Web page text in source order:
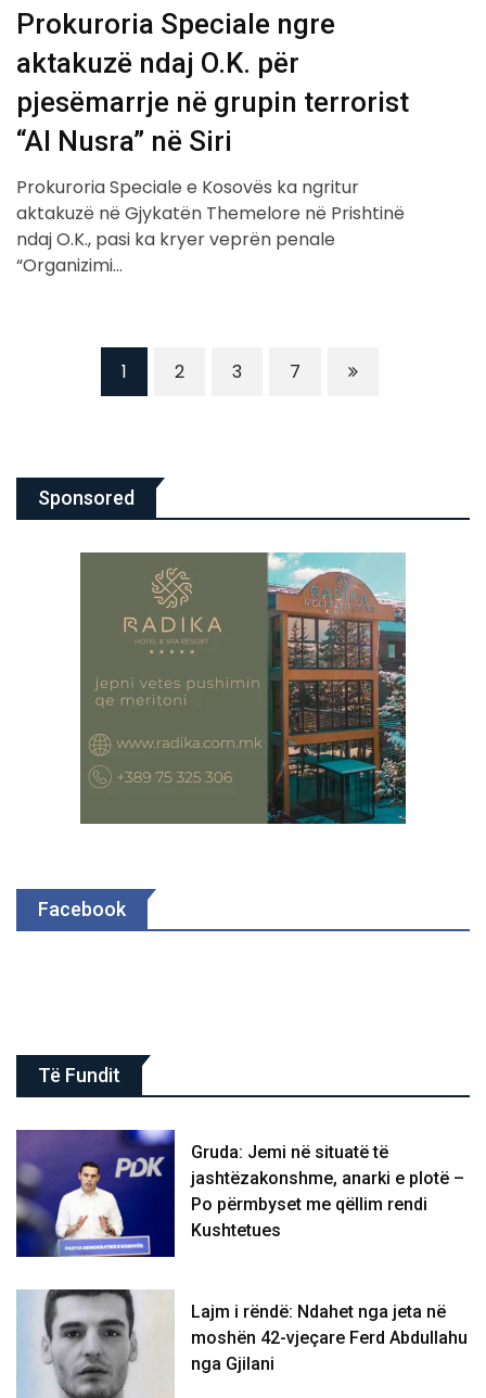
Prokuroria Speciale ngre
aktakuzë ndaj O.K. për
pjesëmarrje në grupin terrorist
“Al Nusra” në Siri
Prokuroria Speciale e Kosovës ka ngritur
aktakuzë në Gjykatën Themelore në Prishtinë
ndaj O.K., pasi ka kryer veprën penale
“Organizimi…
1 2 3 7
Sponsored
Facebook
Të Fundit
Gruda: Jemi në situatë të
jashtëzakonshme, anarki e plotë –
Po përmbyset me qëllim rendi
Kushtetues
Lajm i rëndë: Ndahet nga jeta në
moshën 42-vjeçare Ferd Abdullahu
nga Gjilani